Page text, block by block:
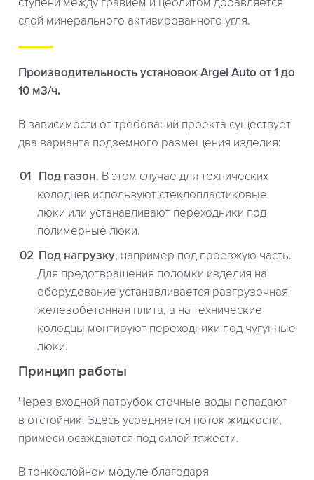
ступени между гравием и цеолитом добавляется
слой минерального активированного угля.
Производительность установок Argel Auto от 1 до
10 м3/ч.
В зависимости от требований проекта существует
два варианта подземного размещения изделия:
Под газон. В этом случае для технических
колодцев используют стеклопластиковые
люки или устанавливают переходники под
полимерные люки.
Под нагрузку, например под проезжую часть.
Для предотвращения поломки изделия на
оборудование устанавливается разгрузочная
железобетонная плита, а на технические
колодцы монтируют переходники под чугунные
люки.
Принцип работы
Через входной патрубок сточные воды попадают
в отстойник. Здесь усредняется поток жидкости,
примеси осаждаются под силой тяжести.
В тонкослойном модуле благодаря